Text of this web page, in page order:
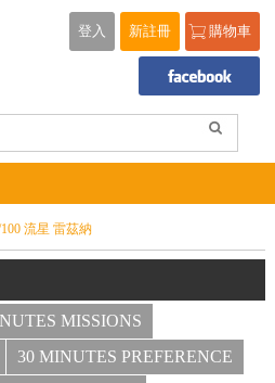
購物車
新註冊
登入
100 流星 雷茲納
MISSIONS
30 MINUTES PREFERENCE